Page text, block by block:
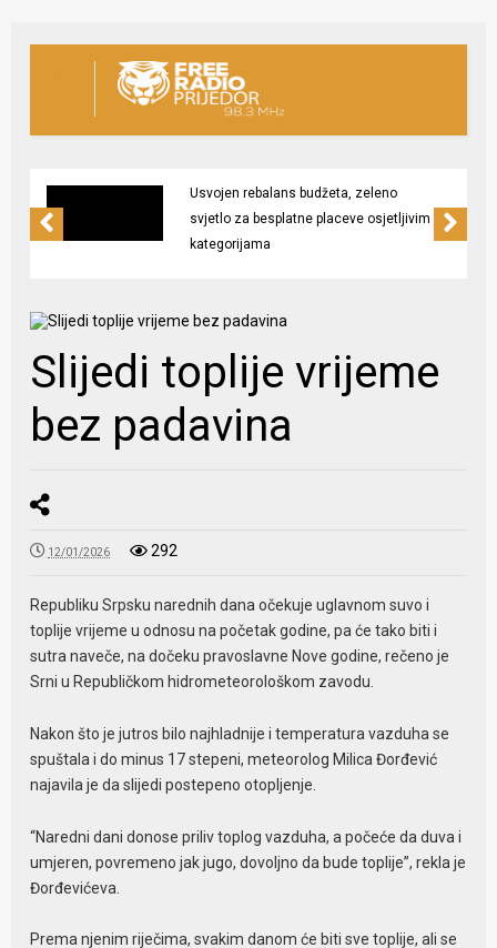
Usvojen rebalans budžeta, zeleno
svjetlo za besplatne placeve osjetljivim
kategorijama
Slijedi toplije vrijeme
bez padavina
12/01/2026 292
Republiku Srpsku narednih dana očekuje uglavnom suvo i
toplije vrijeme u odnosu na početak godine, pa će tako biti i
sutra naveče, na dočeku pravoslavne Nove godine, rečeno je
Srni u Republičkom hidrometeorološkom zavodu.
Nakon što je jutros bilo najhladnije i temperatura vazduha se
spuštala i do minus 17 stepeni, meteorolog Milica Đorđević
najavila je da slijedi postepeno otopljenje.
“Naredni dani donose priliv toplog vazduha, a počeće da duva i
umjeren, povremeno jak jugo, dovoljno da bude toplije”, rekla je
Đorđevićeva.
Prema njenim riječima, svakim danom će biti sve toplije, ali se